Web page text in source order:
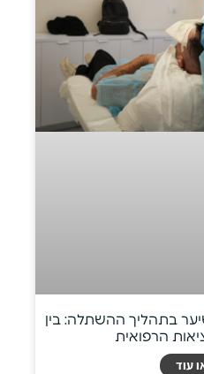
בתהליך ההשתלה: בין
הרפואית
עוד